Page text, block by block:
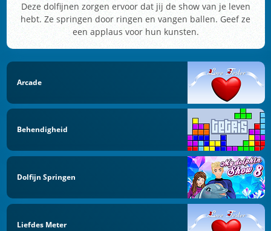
Deze dolfijnen zorgen ervoor dat jij de show van je leven
hebt. Ze springen door ringen en vangen ballen. Geef ze
een applaus voor hun kunsten.
Arcade
Behendigheid
Dolfijn Springen
Liefdes Meter